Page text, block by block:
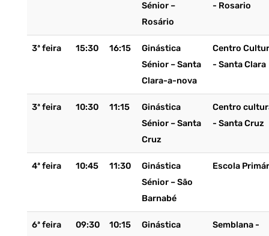
Sénior –
Rosário
- Rosario
3ª feira 15:30 16:15
Ginástica
Sénior – Santa
Clara-a-nova
Centro
- Santa Clara
3ª feira 10:30 11:15
Ginástica
Sénior – Santa
Cruz
Centro
- Santa Cruz
4ª feira 10:45 11:30
Ginástica
Sénior – São
Barnabé
Escola
6ª feira 09:30 10:15
Ginástica
Semblana -